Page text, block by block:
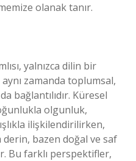
olanak tanır.
yalnızca dilin bir
zamanda toplumsal,
bağlantılıdır. Küresel
olgunluk,
ilişkilendirilirken,
bazen doğal ve saf
Bu farklı perspektifler,